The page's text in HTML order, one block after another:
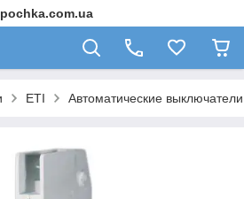
ETI Автоматические